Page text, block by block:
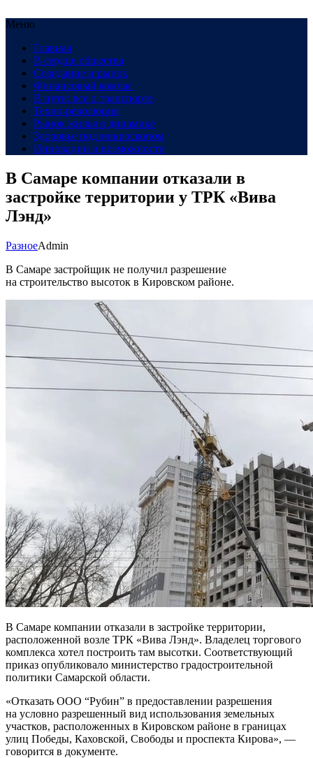
Меню
Главная
В сердце общества
Созидание и рынок
Финансовый компас
В пути: все о транспорте
Техно-революция
Рынок жилья в динамике
Здоровье под микроскопом
Инновации и возможности
В Самаре компании отказали в
застройке территории у ТРК «Вива
Лэнд»
РазноеAdmin
В Самаре застройщик не получил разрешение
на строительство высоток в Кировском районе.
В Самаре компании отказали в застройке территории,
расположенной возле ТРК «Вива Лэнд». Владелец торгового
комплекса хотел построить там высотки. Соответствующий
приказ опубликовало министерство градостроительной
политики Самарской области.
«Отказать ООО “Рубин” в предоставлении разрешения
на условно разрешенный вид использования земельных
участков, расположенных в Кировском районе в границах
улиц Победы, Каховской, Свободы и проспекта Кирова», —
говорится в документе.